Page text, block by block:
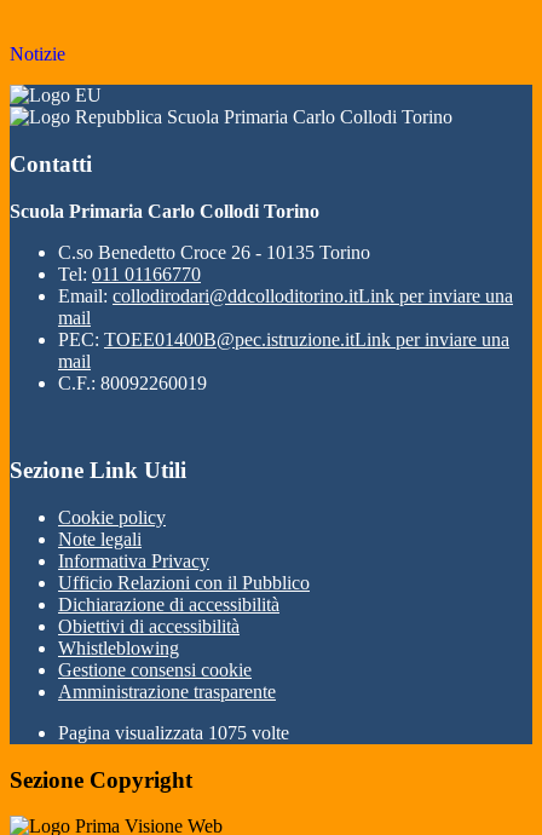
Notizie
Scuola Primaria Carlo Collodi Torino
Contatti
Scuola Primaria Carlo Collodi Torino
C.so Benedetto Croce 26 - 10135 Torino
Tel: 011 01166770
Email: collodirodari@ddcolloditorino.itLink per inviare una
mail
PEC: TOEE01400B@pec.istruzione.itLink per inviare una
mail
C.F.: 80092260019
Sezione Link Utili
Cookie policy
Note legali
Informativa Privacy
Ufficio Relazioni con il Pubblico
Dichiarazione di accessibilità
Obiettivi di accessibilità
Whistleblowing
Gestione consensi cookie
Amministrazione trasparente
Pagina visualizzata 1075 volte
Sezione Copyright